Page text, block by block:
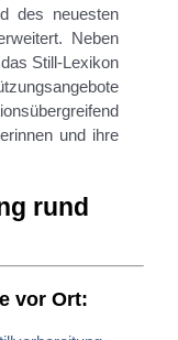
des neuesten
Neben
Still-Lexikon
und ihre
rund
vor Ort: